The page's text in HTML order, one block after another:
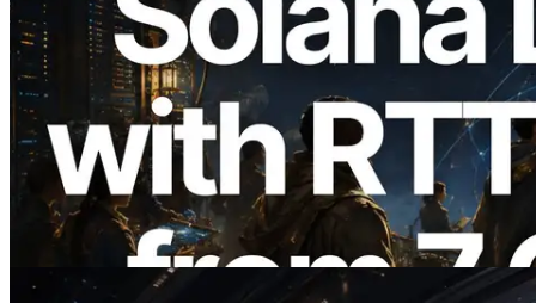
2026.08.05
ERPC expande a Solana Leader Slot API
com medição de ping a partir de 7 regiões
globais — Validators Information API
também lançada